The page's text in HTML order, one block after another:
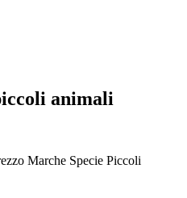
animali
Marche Specie Piccoli